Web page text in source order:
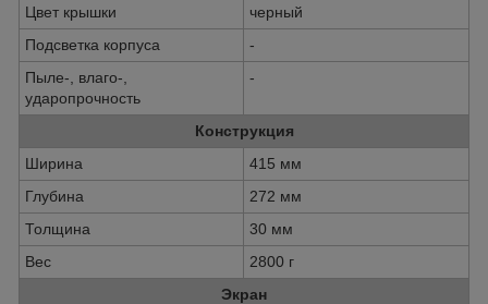
Цвет крышки
черный
Подсветка корпуса
-
Пыле-, влаго-,
ударопрочность
-
Конструкция
Ширина
415 мм
Глубина
272 мм
Толщина
30 мм
Вес
2800 г
Экран